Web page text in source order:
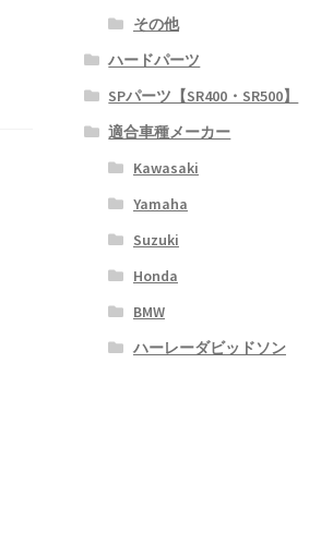
その他
ハードパーツ
SPパーツ【SR400・SR500】
適合車種メーカー
Kawasaki
Yamaha
Suzuki
Honda
BMW
ハーレーダビッドソン